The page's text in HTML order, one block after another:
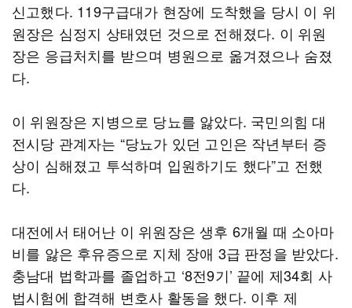
신고했다. 119구급대가 현장에 도착했을 당시 이 위
원장은 심정지 상태였던 것으로 전해졌다. 이 위원
장은 응급처치를 받으며 병원으로 옮겨졌으나 숨졌
다.
이 위원장은 지병으로 당뇨를 앓았다. 국민의힘 대
전시당 관계자는 “당뇨가 있던 고인은 작년부터 증
상이 심해졌고 투석하며 입원하기도 했다”고 전했
다.
대전에서 태어난 이 위원장은 생후 6개월 때 소아마
비를 앓은 후유증으로 지체 장애 3급 판정을 받았다.
충남대 법학과를 졸업하고 ‘8전9기’ 끝에 제34회 사
법시험에 합격해 변호사 활동을 했다. 이후 제